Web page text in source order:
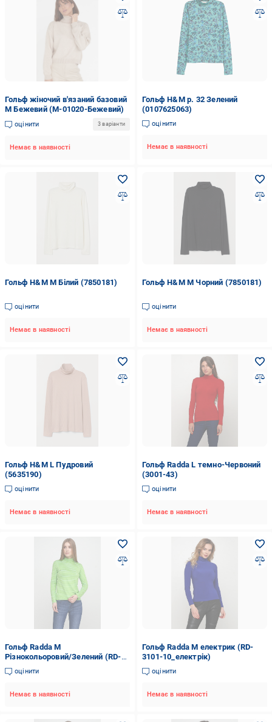
Гольф жіночий в'язаний базовий
M Бежевий (M-01020-Бежевий)
оцінити 3 варіанти
Немає в наявності
Гольф H&M р. 32 Зелений
(0107625063)
оцінити
Немає в наявності
Гольф H&M M Білий (7850181)
оцінити
Немає в наявності
Гольф H&M M Чорний (7850181)
оцінити
Немає в наявності
Гольф H&M L Пудровий
(5635190)
оцінити
Немає в наявності
Гольф Radda L темно-Червоний
(3001-43)
оцінити
Немає в наявності
Гольф Radda M
Різнокольоровий/Зелений (RD-
3002-81)
оцінити
Немає в наявності
Гольф Radda M електрик (RD-
3101-10_електрік)
оцінити
Немає в наявності